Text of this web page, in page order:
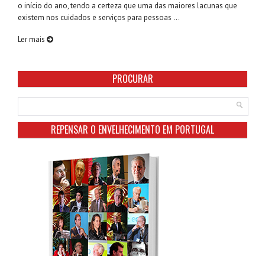
o início do ano, tendo a certeza que uma das maiores lacunas que
existem nos cuidados e serviços para pessoas ...
Ler mais
PROCURAR
REPENSAR O ENVELHECIMENTO EM PORTUGAL